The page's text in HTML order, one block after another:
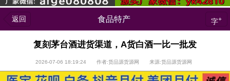
返回 食品特产 字+
复刻茅台酒进货渠道，A货白酒一比一批发
2026-07-06 18:19:24 作者:货品源货源网 来源:货品源货源网